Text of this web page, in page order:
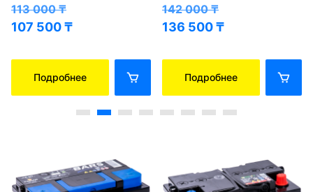
113 000₸
107 500₸
Подробнее
142 000₸
136 500₸
Подробнее